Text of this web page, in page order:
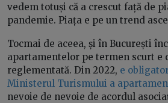
vedem totuși că a crescut față de
pandemie. Piața e pe un trend
Tocmai de aceea, și în București
apartamentelor pe termen scurt e
reglementată. Din 2022, e
Ministerul Turismului a
nevoie de nevoie de acordul